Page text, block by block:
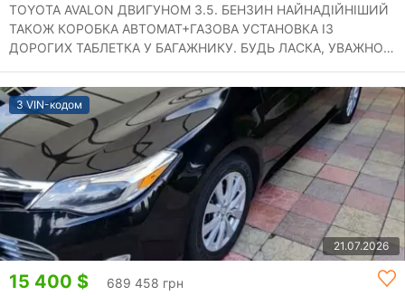
TOYOTA AVALON ДВИГУНОМ 3.5. БЕНЗИН НАЙНАДІЙНІШИЙ
ТАКОЖ КОРОБКА АВТОМАТ+ГАЗОВА УСТАНОВКА ІЗ
ДОРОГИХ ТАБЛЕТКА У БАГАЖНИКУ. БУДЬ ЛАСКА, УВАЖНО
З VIN-кодом
21.07.2026
15 400 $ 689 458 грн